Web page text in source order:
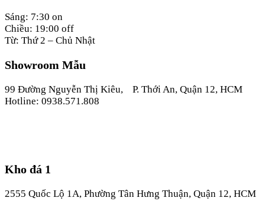
Sáng: 7:30 on
Chiều: 19:00 off
Từ: Thứ 2 – Chủ Nhật
Showroom Mẫu
99 Đường Nguyễn Thị Kiêu, P. Thới An, Quận 12, HCM
Hotline: 0938.571.808
Kho đá 1
2555 Quốc Lộ 1A, Phường Tân Hưng Thuận, Quận 12, HCM